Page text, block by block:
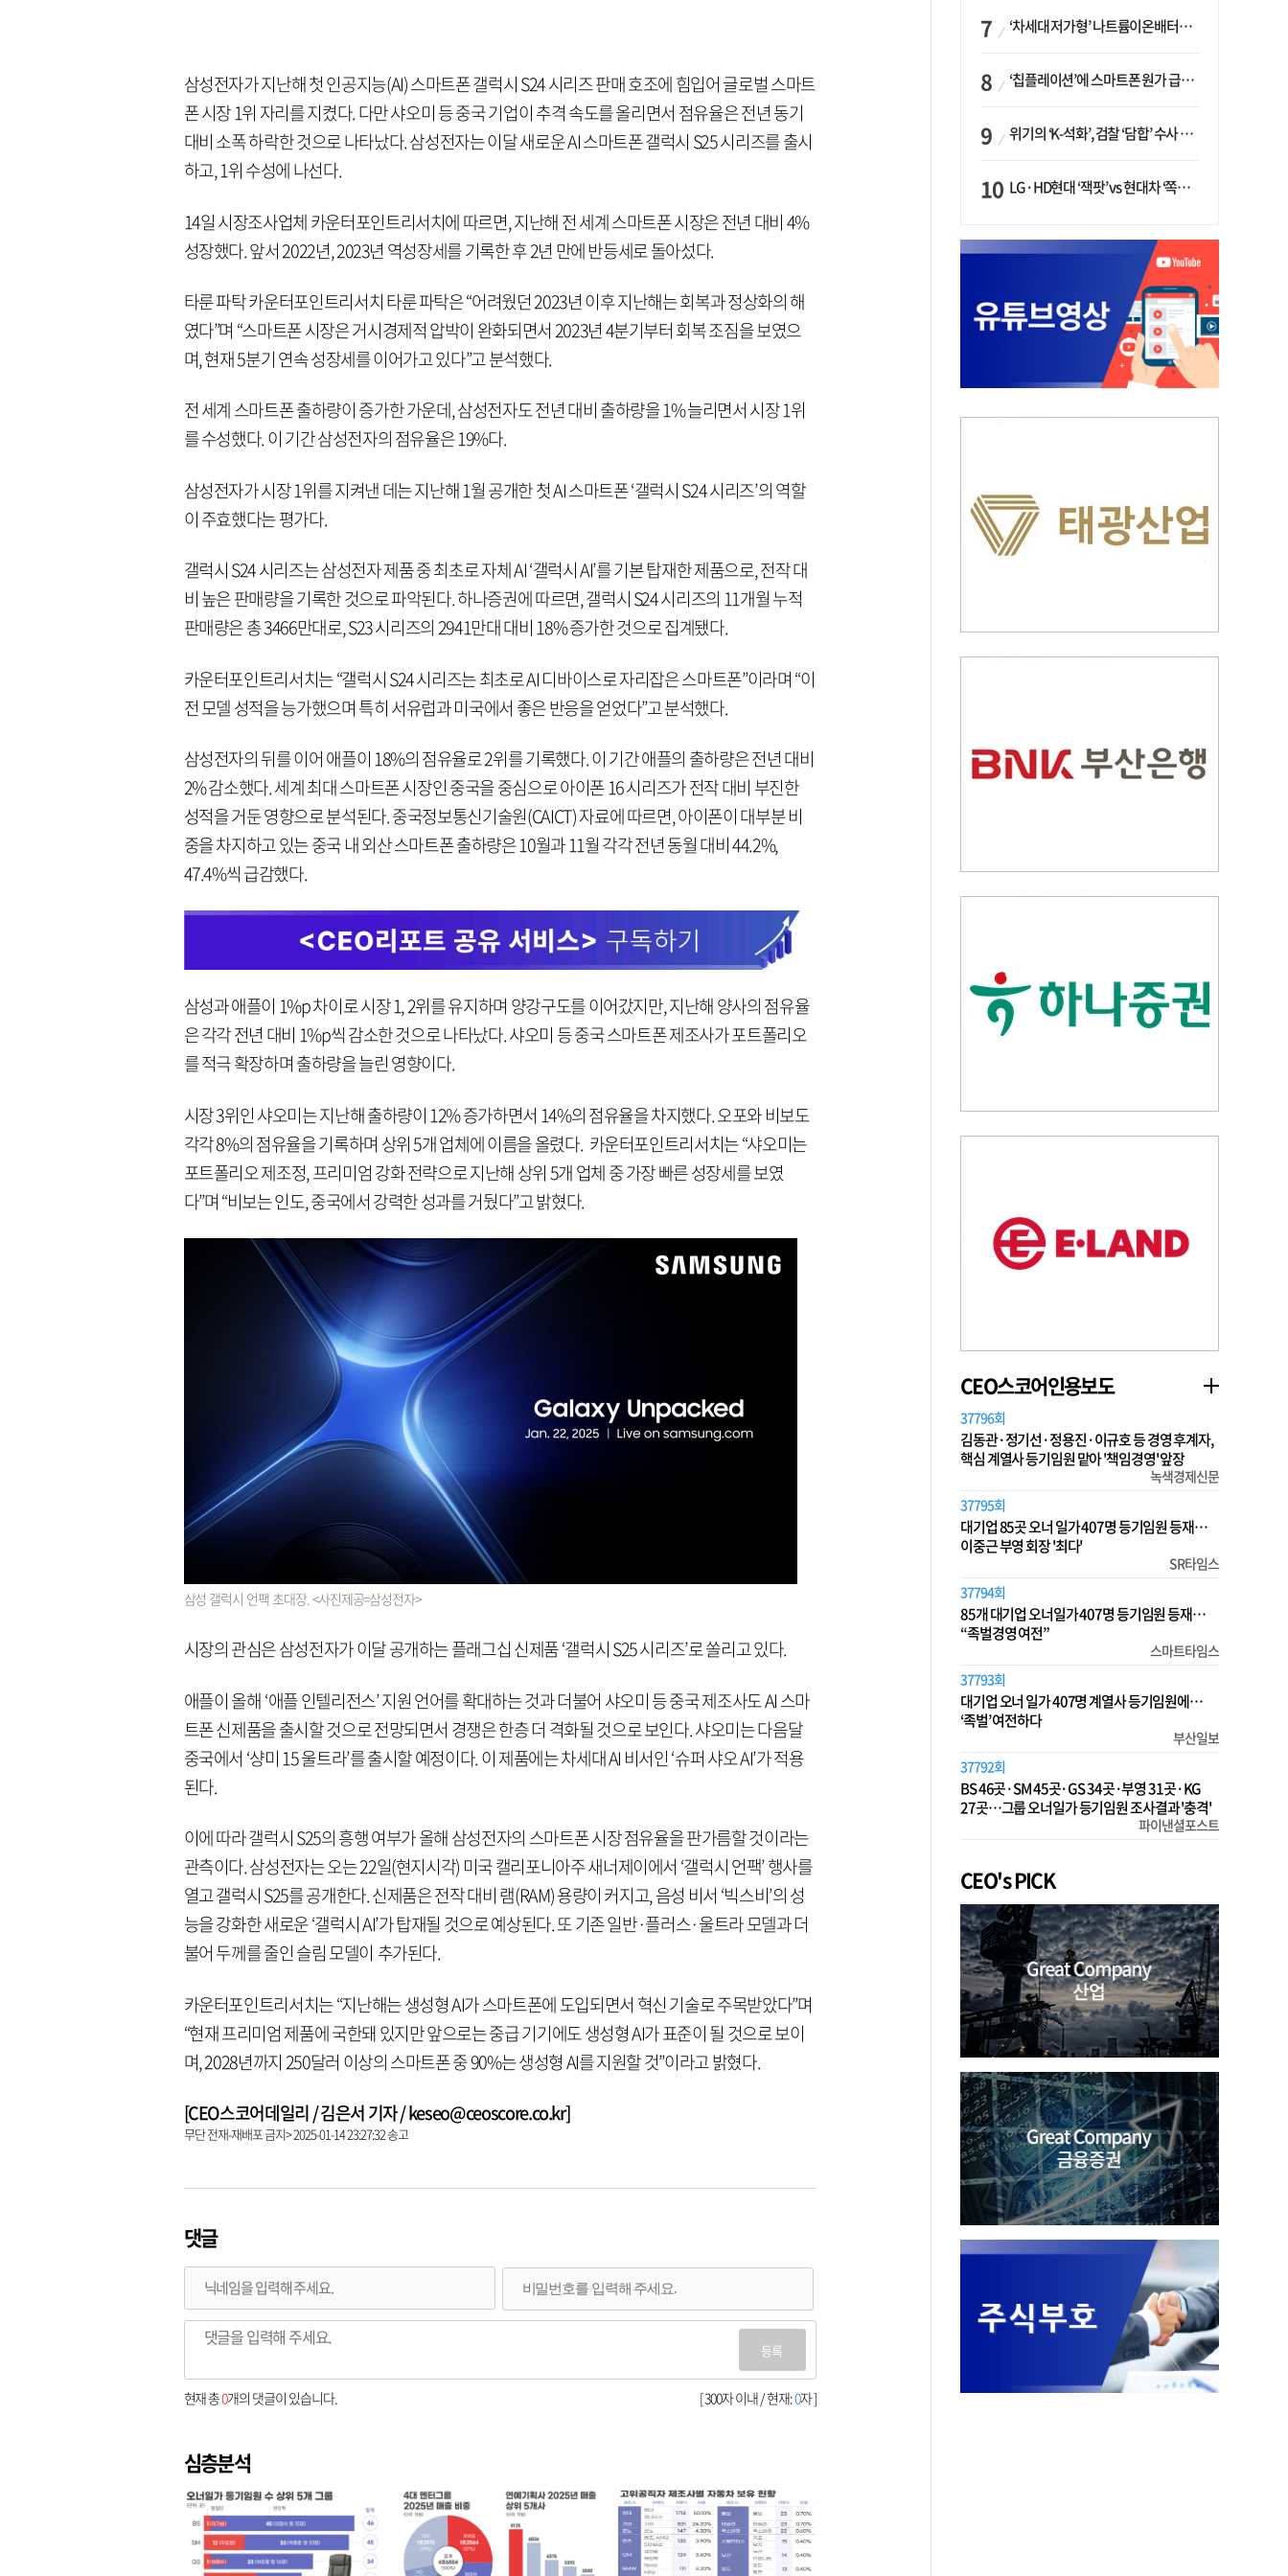
삼성전자가 지난해 첫 인공지능(AI) 스마트폰 갤럭시 S24 시리즈 판매 호조에 힘입어 글로벌 스마트
폰 시장 1위 자리를 지켰다. 다만 샤오미 등 중국 기업이 추격 속도를 올리면서 점유율은 전년 동기
대비 소폭 하락한 것으로 나타났다. 삼성전자는 이달 새로운 AI 스마트폰 갤럭시 S25 시리즈를 출시
하고, 1위 수성에 나선다.
14일 시장조사업체 카운터포인트리서치에 따르면, 지난해 전 세계 스마트폰 시장은 전년 대비 4%
성장했다. 앞서 2022년, 2023년 역성장세를 기록한 후 2년 만에 반등세로 돌아섰다.
타룬 파탁 카운터포인트리서치 타룬 파탁은 “어려웠던 2023년 이후 지난해는 회복과 정상화의 해
였다”며 “스마트폰 시장은 거시경제적 압박이 완화되면서 2023년 4분기부터 회복 조짐을 보였으
며, 현재 5분기 연속 성장세를 이어가고 있다”고 분석했다.
전 세계 스마트폰 출하량이 증가한 가운데, 삼성전자도 전년 대비 출하량을 1% 늘리면서 시장 1위
를 수성했다. 이 기간 삼성전자의 점유율은 19%다.
삼성전자가 시장 1위를 지켜낸 데는 지난해 1월 공개한 첫 AI 스마트폰 ‘갤럭시 S24 시리즈’의 역할
이 주효했다는 평가다.
갤럭시 S24 시리즈는 삼성전자 제품 중 최초로 자체 AI ‘갤럭시 AI’를 기본 탑재한 제품으로, 전작 대
비 높은 판매량을 기록한 것으로 파악된다. 하나증권에 따르면, 갤럭시 S24 시리즈의 11개월 누적
판매량은 총 3466만대로, S23 시리즈의 2941만대 대비 18% 증가한 것으로 집계됐다.
카운터포인트리서치는 “갤럭시 S24 시리즈는 최초로 AI 디바이스로 자리잡은 스마트폰”이라며 “이
전 모델 성적을 능가했으며 특히 서유럽과 미국에서 좋은 반응을 얻었다”고 분석했다.
삼성전자의 뒤를 이어 애플이 18%의 점유율로 2위를 기록했다. 이 기간 애플의 출하량은 전년 대비
2% 감소했다. 세계 최대 스마트폰 시장인 중국을 중심으로 아이폰 16 시리즈가 전작 대비 부진한
성적을 거둔 영향으로 분석된다. 중국정보통신기술원(CAICT) 자료에 따르면, 아이폰이 대부분 비
중을 차지하고 있는 중국 내 외산 스마트폰 출하량은 10월과 11월 각각 전년 동월 대비 44.2%,
47.4%씩 급감했다.
삼성과 애플이 1%p 차이로 시장 1, 2위를 유지하며 양강구도를 이어갔지만, 지난해 양사의 점유율
은 각각 전년 대비 1%p씩 감소한 것으로 나타났다. 샤오미 등 중국 스마트폰 제조사가 포트폴리오
를 적극 확장하며 출하량을 늘린 영향이다.
시장 3위인 샤오미는 지난해 출하량이 12% 증가하면서 14%의 점유율을 차지했다. 오포와 비보도
각각 8%의 점유율을 기록하며 상위 5개 업체에 이름을 올렸다. 카운터포인트리서치는 “샤오미는
포트폴리오 제조정, 프리미엄 강화 전략으로 지난해 상위 5개 업체 중 가장 빠른 성장세를 보였
다”며 “비보는 인도, 중국에서 강력한 성과를 거뒀다”고 밝혔다.
삼성 갤럭시 언팩 초대장. <사진제공=삼성전자>
시장의 관심은 삼성전자가 이달 공개하는 플래그십 신제품 ‘갤럭시 S25 시리즈’로 쏠리고 있다.
애플이 올해 ‘애플 인텔리전스’ 지원 언어를 확대하는 것과 더불어 샤오미 등 중국 제조사도 AI 스마
트폰 신제품을 출시할 것으로 전망되면서 경쟁은 한층 더 격화될 것으로 보인다. 샤오미는 다음달
중국에서 ‘샹미 15 울트라’를 출시할 예정이다. 이 제품에는 차세대 AI 비서인 ‘슈퍼 샤오 AI’가 적용
된다.
이에 따라 갤럭시 S25의 흥행 여부가 올해 삼성전자의 스마트폰 시장 점유율을 판가름할 것이라는
관측이다. 삼성전자는 오는 22일(현지시각) 미국 캘리포니아주 새너제이에서 ‘갤럭시 언팩’ 행사를
열고 갤럭시 S25를 공개한다. 신제품은 전작 대비 램(RAM) 용량이 커지고, 음성 비서 ‘빅스비’의 성
능을 강화한 새로운 ‘갤럭시 AI’가 탑재될 것으로 예상된다. 또 기존 일반·플러스·울트라 모델과 더
불어 두께를 줄인 슬림 모델이 추가된다.
카운터포인트리서치는 “지난해는 생성형 AI가 스마트폰에 도입되면서 혁신 기술로 주목받았다”며
“현재 프리미엄 제품에 국한돼 있지만 앞으로는 중급 기기에도 생성형 AI가 표준이 될 것으로 보이
며, 2028년까지 250달러 이상의 스마트폰 중 90%는 생성형 AI를 지원할 것”이라고 밝혔다.
[CEO스코어데일리 / 김은서 기자 / keseo@ceoscore.co.kr]
무단 전재-재배포 금지> 2025-01-14 23:27:32 송고
댓글
등록
[ 300자 이내 / 현재:0자 ]
현재 총0개의 댓글이 있습니다.
심층분석
‘차세대 저가형’ 나트륨이온배터리 시대 오나…LG화학·에코프로, 상용화 속도낸다
‘칩플레이션’에 스마트폰 원가 급등…삼성전자, ‘엑시노스’ 채택 확대하나
위기의 ‘K-석화’, 검찰 ‘담합’ 수사 착수…“LG·한화·롯데 등 7개 업체, 8개 제품 가격 담합”
LG·HD현대 ‘잭팟’ vs 현대차 ‘쪽박’…글로벌 사모펀드, 韓 대기업 투자 ‘희비’
CEO스코어인용보도
37796회
김동관·정기선·정용진·이규호 등 경영 후계자,
핵심 계열사 등기임원 맡아 '책임경영' 앞장
녹색경제신문
37795회
대기업 85곳 오너 일가 407명 등기임원 등재…
이중근 부영 회장 '최다'
SR타임스
37794회
85개 대기업 오너일가 407명 등기임원 등재…
“족벌경영 여전”
스마트타임스
37793회
대기업 오너 일가 407명 계열사 등기임원에…
‘족벌’ 여전하다
부산일보
37792회
BS 46곳·SM 45곳·GS 34곳·부영 31곳·KG
27곳…그룹 오너일가 등기임원 조사결과 '충격'
파이낸셜포스트
CEO's PICK